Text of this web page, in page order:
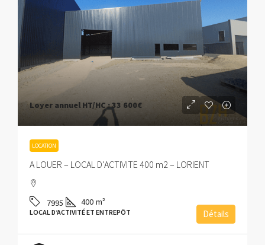
Loyer annuel HT/HC :33 600€
LOCATION
A LOUER – LOCAL D’ACTIVITE 400 m2 – LORIENT
7995 400 m²
LOCAL D’ACTIVITÉ ET ENTREPÔT Détails